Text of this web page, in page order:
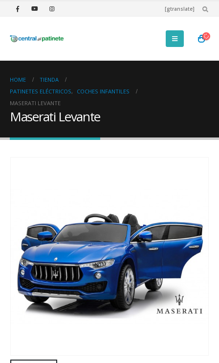
[gtranslate]
HOME
TIENDA
PATINETES ELÉCTRICOS,
COCHES INFANTILES
MASERATI LEVANTE
Maserati Levante